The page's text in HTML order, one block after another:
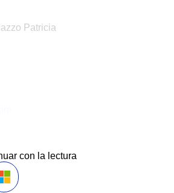
Patricia
con la lectura